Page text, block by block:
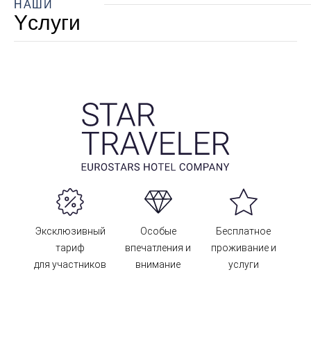
НАШИ
Yслуги
Эксклюзивный
тариф
для участников
Особые
впечатления и
внимание
Бесплатное
проживание и
услуги